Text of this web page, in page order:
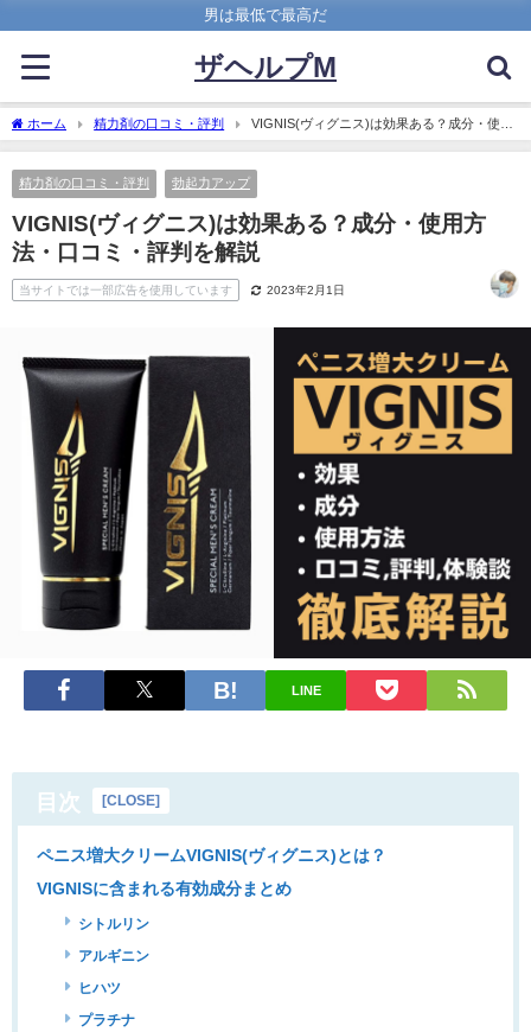
男は最低で最高だ
ザヘルプM
ホーム 精力剤の口コミ・評判
VIGNIS(ヴィグニス)は効果ある？成分・使用
方法・口コミ・評判を解説
精力剤の口コミ・評判 勃起力アップ
VIGNIS(ヴィグニス)は効果ある？成分・使用方
法・口コミ・評判を解説
当サイトでは一部広告を使用しています 2023年2月1日
LINE
目次 [CLOSE]
ペニス増大クリームVIGNIS(ヴィグニス)とは？
VIGNISに含まれる有効成分まとめ
シトルリン
アルギニン
ヒハツ
プラチナ